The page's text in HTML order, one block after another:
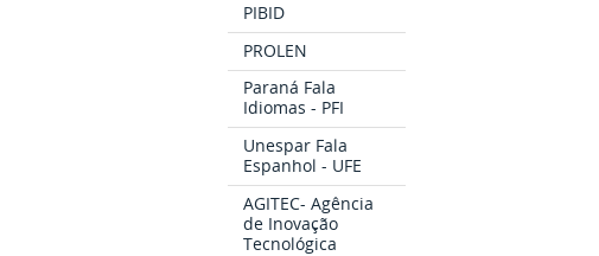
PIBID
PROLEN
Paraná Fala
Idiomas - PFI
Unespar Fala
Espanhol - UFE
AGITEC- Agência
de Inovação
Tecnológica